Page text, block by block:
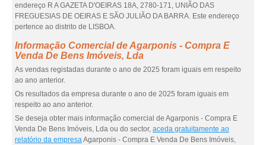
endereço R A GAZETA D'OEIRAS 18A, 2780-171, UNIÃO DAS
FREGUESIAS DE OEIRAS E SÃO JULIÃO DA BARRA. Este endereço
pertence ao distrito de LISBOA.
Informação Comercial de Agarponis - Compra E
Venda De Bens Imóveis, Lda
As vendas registadas durante o ano de 2025 foram iguais em respeito
ao ano anterior.
Os resultados da empresa durante o ano de 2025 foram iguais em
respeito ao ano anterior.
Se deseja obter mais informação comercial de Agarponis - Compra E
Venda De Bens Imóveis, Lda ou do sector, aceda gratuitamente ao
relatório da empresaAgarponis - Compra E Venda De Bens Imóveis,